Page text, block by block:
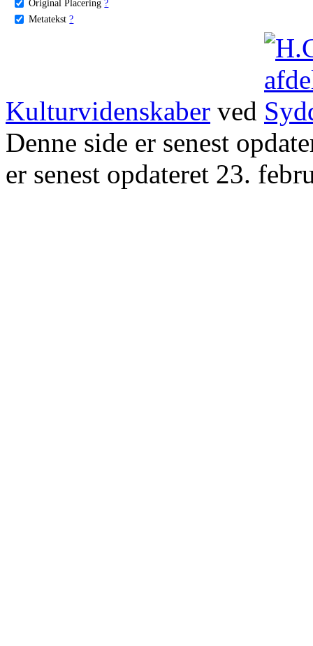
Original Placering ?
Metatekst ?
Kulturvidenskaber ved
Denne side er senest
er senest opdateret 23.